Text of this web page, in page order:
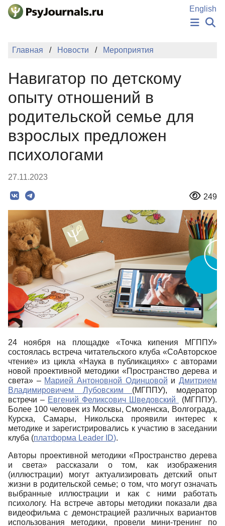
Перейти к основному содержанию
English
НОВОСТИ
ПОДАТЬ РУКОПИСЬ
БАЗА ЗНАНИЙ
КЛЮЧЕВЫЕ СЛОВА
Регистрация
Вход
Главная Новости Мероприятия
Навигатор по детскому
опыту отношений в
родительской семье для
взрослых предложен
психологами
27.11.2023
249
24 ноября на площадке «Точка кипения МГППУ»
состоялась встреча читательского клуба «СоАвторское
чтение» из цикла «Наука в публикациях» с авторами
новой проективной методики «Пространство дерева и
света» – Марией Антоновной Одинцовой иДмитрием
Владимировичем Лубовским (МГППУ), модератор
встречи – Евгений Феликсович Шведовский
(МГППУ).
Более 100 человек из Москвы, Смоленска, Волгограда,
Курска, Самары, Никольска проявили интерес к
методике и зарегистрировались к участию в заседании
клуба (платформа Leader ID).
Авторы проективной методики «Пространство дерева
и света» рассказали о том, как изображения
(иллюстрации) могут актуализировать детский опыт
жизни в родительской семье; о том, что могут означать
выбранные иллюстрации и как с ними работать
психологу. На встрече авторы методики показали два
видеофильма с демонстрацией различных вариантов
использования методики, провели мини-тренинг по